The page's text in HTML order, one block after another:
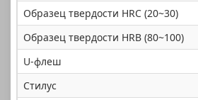
Образец твердости HRC (20~30)
Образец твердости HRB (80~100)
U-флеш
Стилус